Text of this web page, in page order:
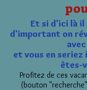
Et si d'ici là il
d'important on
et vous en
êtes-
Profitez de ces
(bouton